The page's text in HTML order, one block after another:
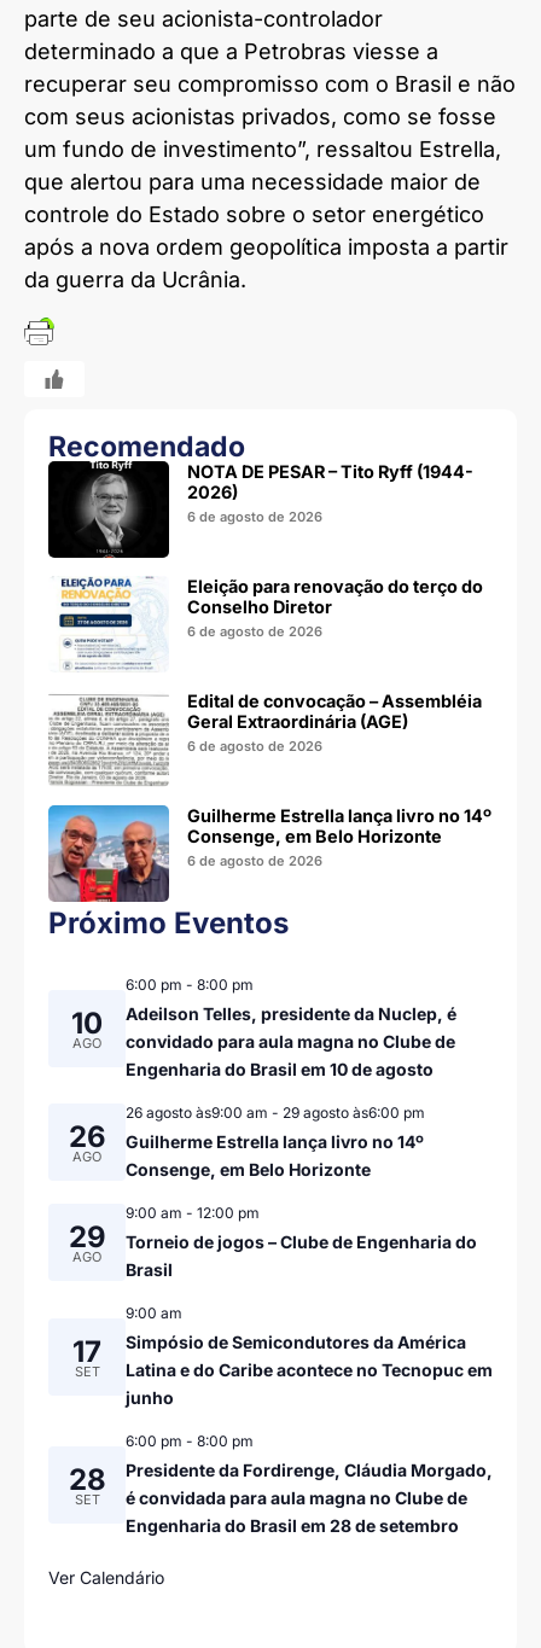
parte de seu acionista-controlador
determinado a que a Petrobras viesse a
recuperar seu compromisso com o Brasil e não
com seus acionistas privados, como se fosse
um fundo de investimento”, ressaltou Estrella,
que alertou para uma necessidade maior de
controle do Estado sobre o setor energético
após a nova ordem geopolítica imposta a partir
da guerra da Ucrânia.
Recomendado
NOTA DE PESAR – Tito Ryff (1944-
2026)
6 de agosto de 2026
Eleição para renovação do terço do
Conselho Diretor
6 de agosto de 2026
Edital de convocação – Assembléia
Geral Extraordinária (AGE)
6 de agosto de 2026
Guilherme Estrella lança livro no 14º
Consenge, em Belo Horizonte
6 de agosto de 2026
Próximo Eventos
AGO
10
6:00 pm - 8:00 pm
Adeilson Telles, presidente da Nuclep, é
convidado para aula magna no Clube de
Engenharia do Brasil em 10 de agosto
AGO
26
26 agosto às9:00 am - 29 agosto às6:00 pm
Guilherme Estrella lança livro no 14º
Consenge, em Belo Horizonte
AGO
29
9:00 am - 12:00 pm
Torneio de jogos – Clube de Engenharia do
Brasil
SET
17
9:00 am
Simpósio de Semicondutores da América
Latina e do Caribe acontece no Tecnopuc em
junho
SET
28
6:00 pm - 8:00 pm
Presidente da Fordirenge, Cláudia Morgado,
é convidada para aula magna no Clube de
Engenharia do Brasil em 28 de setembro
Ver Calendário